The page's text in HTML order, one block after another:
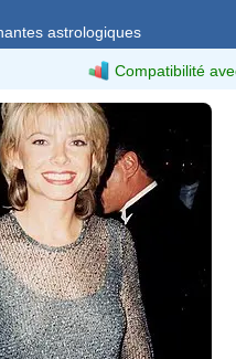
astrologiques
Compatibilité